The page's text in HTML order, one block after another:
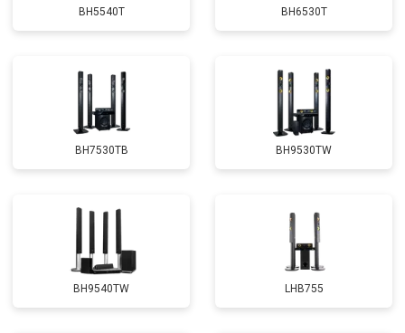
BH5540T BH6530T
BH7530TB BH9530TW
BH9540TW LHB755